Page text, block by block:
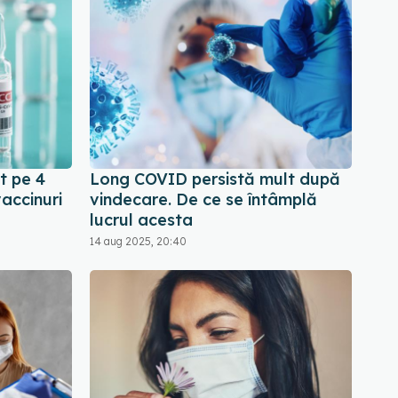
pe 4
Long COVID persistă mult după
vindecare. De ce se întâmplă
lucrul acesta
14 aug 2025, 20:40